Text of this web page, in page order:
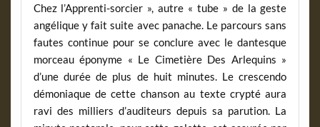
Chez l’Apprenti-sorcier », autre « tube » de la geste
angélique y fait suite avec panache. Le parcours sans
fautes continue pour se conclure avec le dantesque
morceau éponyme « Le Cimetière Des Arlequins »
d’une durée de plus de huit minutes. Le crescendo
démoniaque de cette chanson au texte crypté aura
ravi des milliers d’auditeurs depuis sa parution. La